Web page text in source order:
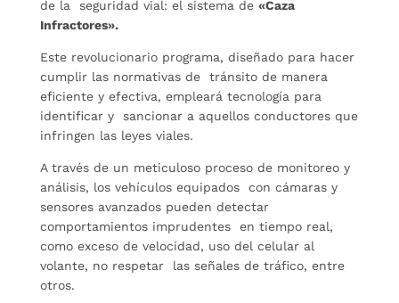
de la seguridad vial: el sistema de «Caza
Infractores».
Este revolucionario programa, diseñado para hacer
cumplir las normativas de tránsito de manera
eficiente y efectiva, empleará tecnología para
identificar y sancionar a aquellos conductores que
infringen las leyes viales.
A través de un meticuloso proceso de monitoreo y
análisis, los vehículos equipados con cámaras y
sensores avanzados pueden detectar
comportamientos imprudentes en tiempo real,
como exceso de velocidad, uso del celular al
volante, no respetar las señales de tráfico, entre
otros.